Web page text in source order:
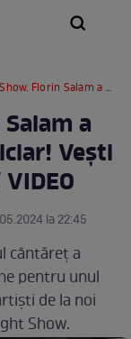
de controlul judiciar! Vești bune pentru manelist / VIDEO
a
Vești
la 22:45
cântăreț a
pentru unul
de la noi
Show.